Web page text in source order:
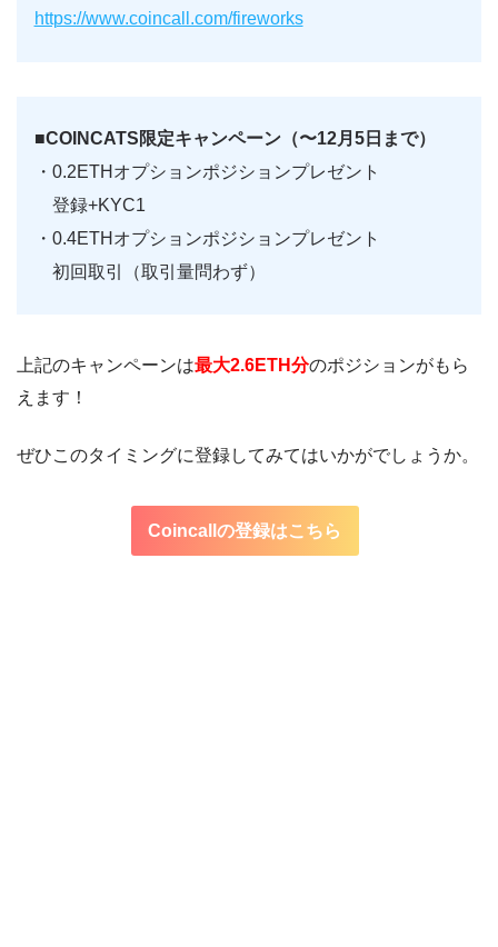
https://www.coincall.com/fireworks
■COINCATS限定キャンペーン（〜12月5日まで）
・0.2ETHオプションポジションプレゼント
登録+KYC1
・0.4ETHオプションポジションプレゼント
初回取引（取引量問わず）
上記のキャンペーンは最大2.6ETH分のポジションがもら
えます！
ぜひこのタイミングに登録してみてはいかがでしょうか。
Coincallの登録はこちら